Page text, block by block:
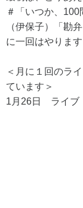
＃「いつか、100
（伊保子）「勘
に一回はやります
＜月に１回のラ
ています＞
1月26日 ライブ